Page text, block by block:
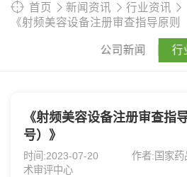
首页 新闻资讯
行业资讯
《射频美容设备注册审查指导原则
公司新闻 行
《射频美容设备注册审查指
号）》
时间:2023-07-20
作者:国家药
术审评中心